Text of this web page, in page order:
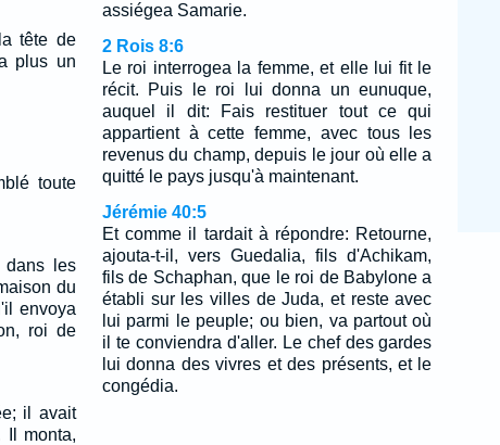
tête de
plus un
toute
dans les
du
envoya
roi de
il avait
Il monta,
assiégea Samarie.
2 Rois 8:6
Le roi interrogea la femme, et elle lui fit le
récit. Puis le roi lui donna un eunuque,
auquel il dit: Fais restituer tout ce qui
appartient à cette femme, avec tous les
revenus du champ, depuis le jour où elle a
quitté le pays jusqu'à maintenant.
Jérémie 40:5
Et comme il tardait à répondre: Retourne,
ajouta-t-il, vers Guedalia, fils d'Achikam,
fils de Schaphan, que le roi de Babylone a
établi sur les villes de Juda, et reste avec
lui parmi le peuple; ou bien, va partout où
il te conviendra d'aller. Le chef des gardes
lui donna des vivres et des présents, et le
congédia.